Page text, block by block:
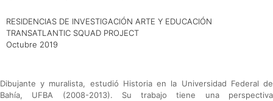
RESIDENCIAS DE INVESTIGACIÓN ARTE Y EDUCACIÓN
TRANSATLANTIC SQUAD PROJECT
Octubre 2019
Dibujante y muralista, estudió Historia en la Universidad Federal de
Bahía, UFBA (2008-2013). Su trabajo tiene una perspectiva